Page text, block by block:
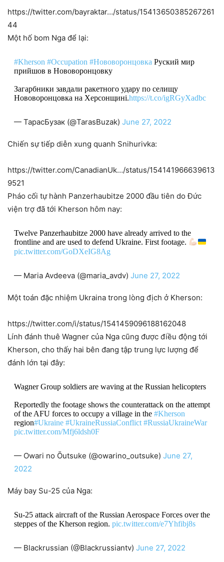
https://twitter.com/bayraktar…/status/15413650385267261
44
Một hố bom Nga để lại:
#Kherson #Occupation #НововоронцовкаРуский мир
прийшов в Нововоронцовку
Загарбники завдали ракетного удару по селищу
Нововоронцовка на Херсонщині.https://t.co/igRGyXadbc
— ТарасБузак (@TarasBuzak) June 27, 2022
Chiến sự tiếp diễn xung quanh Snihurivka:
https://twitter.com/CanadianUk…/status/154141966639613
9521
Pháo cối tự hành Panzerhaubitze 2000 đầu tiên do Đức
viện trợ đã tới Kherson hôm nay:
Twelve Panzerhaubitze 2000 have already arrived to the
frontline and are used to defend Ukraine. First footage.
pic.twitter.com/GoDXeIG8Ag
— Maria Avdeeva (@maria_avdv) June 27, 2022
Một toán đặc nhiệm Ukraina trong lòng địch ở Kherson:
https://twitter.com/i/status/1541459096188162048
Lính đánh thuê Wagner của Nga cũng được điều động tới
Kherson, cho thấy hai bên đang tập trung lực lượng để
đánh lớn tại đây:
Wagner Group soldiers are waving at the Russian helicopters
Reportedly the footage shows the counterattack on the attempt
of the AFU forces to occupy a village in the #Kherson
region#Ukraine️ #UkraineRussiaConflict #RussiaUkraineWar
pic.twitter.com/Mfj6ldsh0F
— Owari no Ōutsuke (@owarino_outsuke) June 27,
2022
Máy bay Su-25 của Nga:
Su-25 attack aircraft of the Russian Aerospace Forces over the
steppes of the Kherson region. pic.twitter.com/e7Yhfibj8s
— Blackrussian (@Blackrussiantv) June 27, 2022